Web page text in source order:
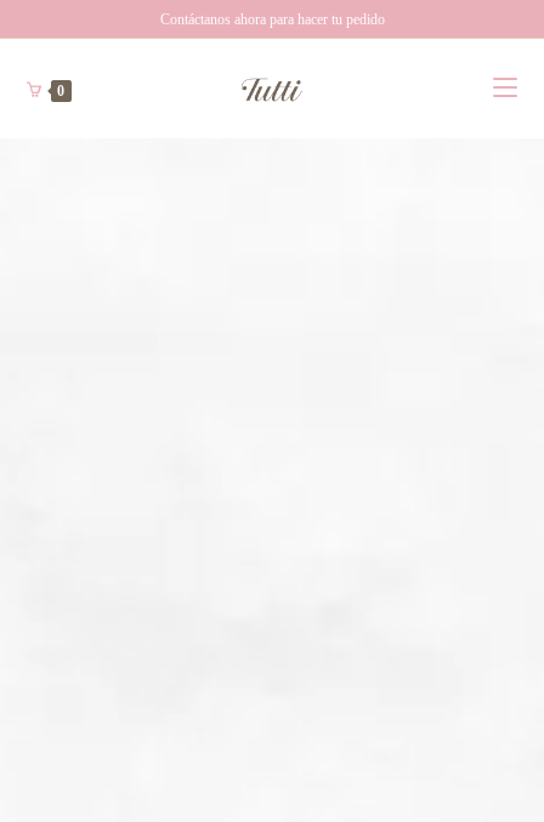
Contáctanos ahora para hacer tu pedido
0